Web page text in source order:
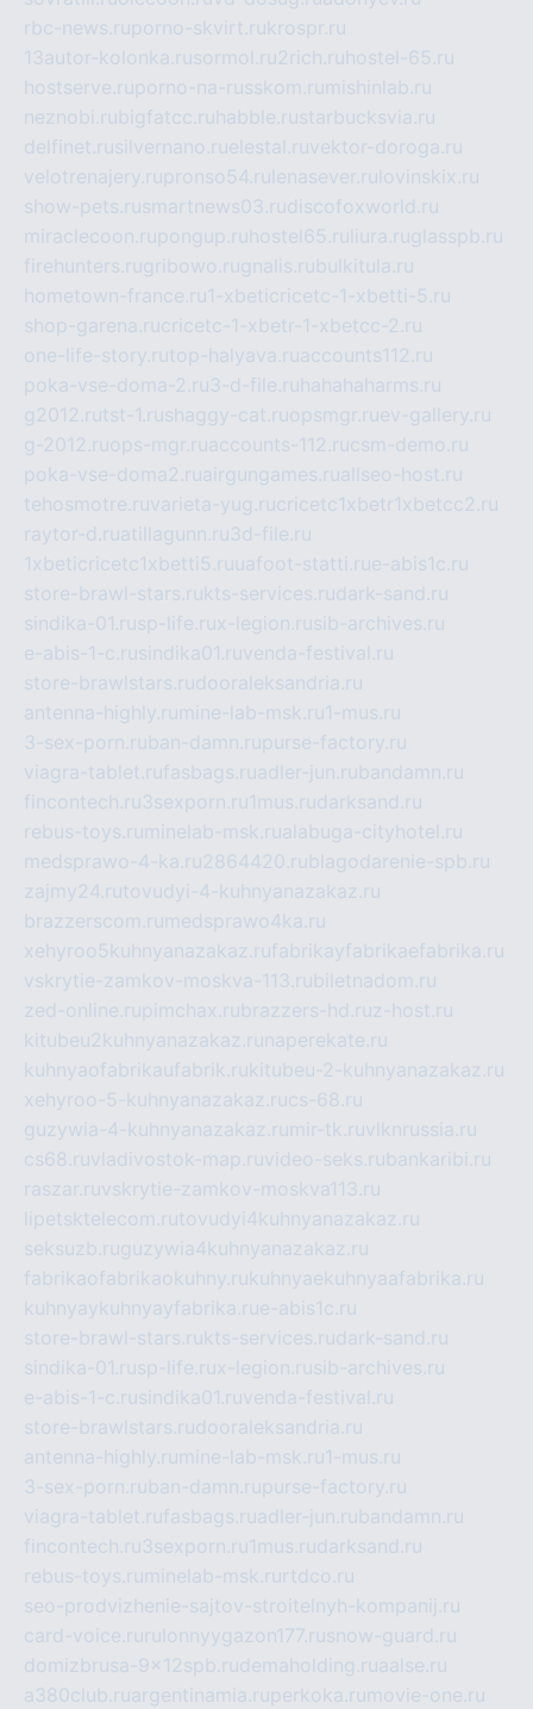
rbc-news.ruporno-skvirt.rukrospr.ru
13autor-kolonka.rusormol.ru2rich.ru hostel-65.ru
hostserve.ruporno-na-russkom.ru mishinlab.ru
neznobi.rubigfatcc.ru habble.rustarbucksvia.ru
delfinet.rusilvernano.ruelestal.ruvektor-doroga.ru
velotrenajery.rupronso54.ru lenasever.ru lovinskix.ru
show-pets.rusmartnews03.rudiscofoxworld.ru
miraclecoon.rupongup.ru hostel65.ru liura.ruglasspb.ru
firehunters.rugribowo.rugnalis.rubulkitula.ru
hometown-france.ru1-xbeticricetc-1-xbetti-5.ru
shop-garena.rucricetc-1-xbetr-1-xbetcc-2.ru
one-life-story.rutop-halyava.ruaccounts112.ru
poka-vse-doma-2.ru3-d-file.ru hahahaharms.ru
g2012.rutst-1.rushaggy-cat.ruopsmgr.ruev-gallery.ru
g-2012.ruops-mgr.ruaccounts-112.rucsm-demo.ru
poka-vse-doma2.ruairgungames.ruallseo-host.ru
tehosmotre.ruvarieta-yug.rucricetc1xbetr1xbetcc2.ru
raytor-d.ruatillagunn.ru3d-file.ru
1xbeticricetc1xbetti5.ruuafoot-statti.rue-abis1c.ru
store-brawl-stars.rukts-services.rudark-sand.ru
sindika-01.rusp-life.rux-legion.rusib-archives.ru
e-abis-1-c.rusindika01.ruvenda-festival.ru
store-brawlstars.rudooraleksandria.ru
antenna-highly.ru mine-lab-msk.ru1-mus.ru
3-sex-porn.ruban-damn.rupurse-factory.ru
viagra-tablet.rufasbags.ruadler-jun.rubandamn.ru
fincontech.ru3sexporn.ru1mus.rudarksand.ru
rebus-toys.ru minelab-msk.rualabuga-cityhotel.ru
medsprawo-4-ka.ru2864420.rublagodarenie-spb.ru
zajmy24.rutovudyi-4-kuhnyanazakaz.ru
brazzerscom.ru medsprawo4ka.ru
xehyroo5kuhnyanazakaz.rufabrikayfabrikaefabrika.ru
vskrytie-zamkov-moskva-113.rubiletnadom.ru
zed-online.rupimchax.rubrazzers-hd.ruz-host.ru
kitubeu2kuhnyanazakaz.ru naperekate.ru
kuhnyaofabrikaufabrik.rukitubeu-2-kuhnyanazakaz.ru
xehyroo-5-kuhnyanazakaz.rucs-68.ru
guzywia-4-kuhnyanazakaz.ru mir-tk.ruvlknrussia.ru
cs68.ruvladivostok-map.ruvideo-seks.rubankaribi.ru
raszar.ruvskrytie-zamkov-moskva113.ru
lipetsktelecom.rutovudyi4kuhnyanazakaz.ru
seksuzb.ruguzywia4kuhnyanazakaz.ru
fabrikaofabrikaokuhny.rukuhnyaekuhnyaafabrika.ru
kuhnyaykuhnyayfabrika.rue-abis1c.ru
store-brawl-stars.rukts-services.rudark-sand.ru
sindika-01.rusp-life.rux-legion.rusib-archives.ru
e-abis-1-c.rusindika01.ruvenda-festival.ru
store-brawlstars.rudooraleksandria.ru
antenna-highly.ru mine-lab-msk.ru1-mus.ru
3-sex-porn.ruban-damn.rupurse-factory.ru
viagra-tablet.rufasbags.ruadler-jun.rubandamn.ru
fincontech.ru3sexporn.ru1mus.rudarksand.ru
rebus-toys.ru minelab-msk.ru rtdco.ru
seo-prodvizhenie-sajtov-stroitelnyh-kompanij.ru
card-voice.ru rulonnyygazon177.rusnow-guard.ru
domizbrusa-9x12spb.rudemaholding.ruaalse.ru
a380club.ruargentinamia.ruperkoka.ru movie-one.ru